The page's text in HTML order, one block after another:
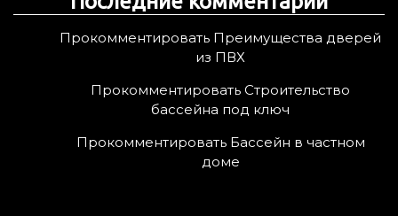
Прокомментировать Преимущества дверей
из ПВХ
Прокомментировать Строительство
бассейна под ключ
Прокомментировать Бассейн в частном
доме